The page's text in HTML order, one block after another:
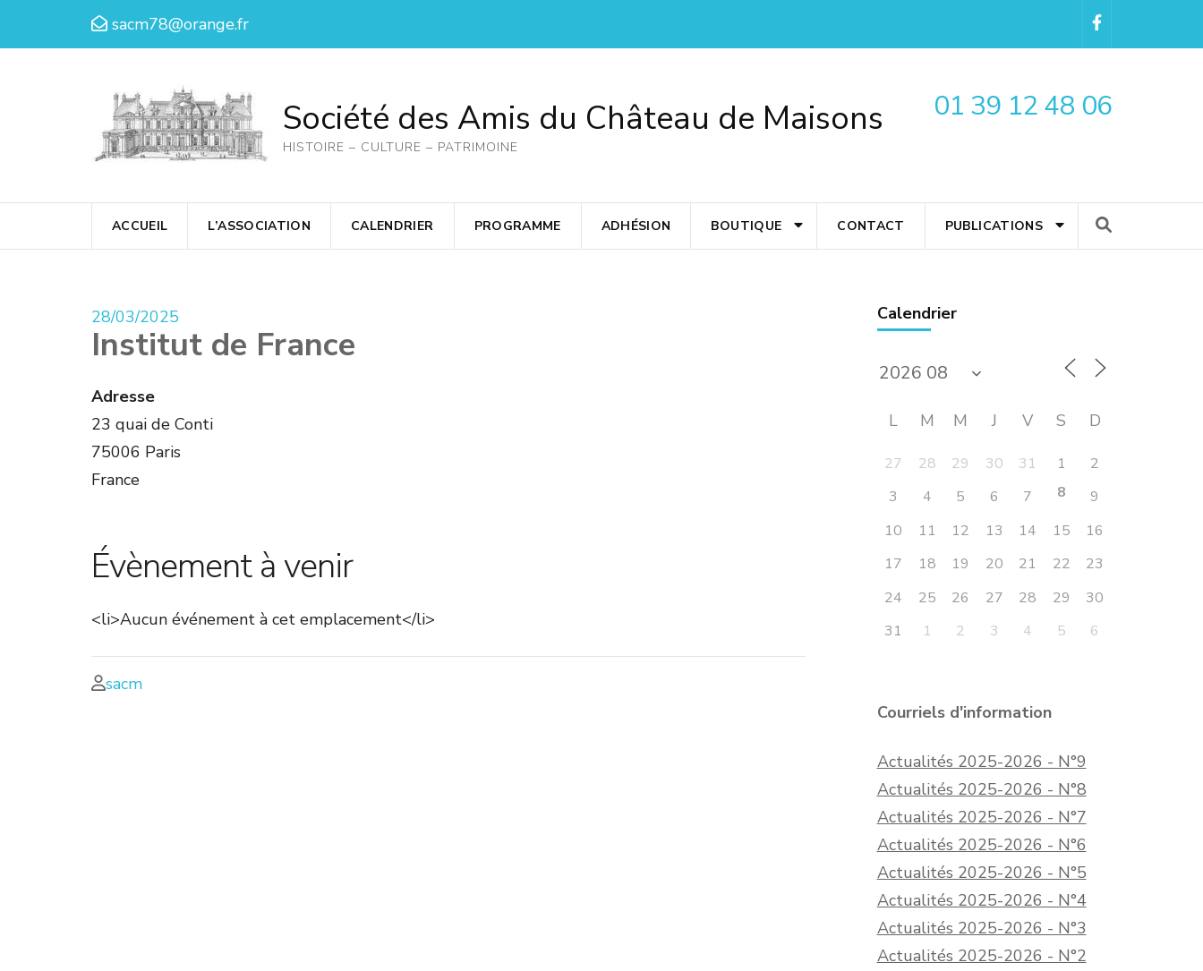
sacm78@orange.fr
Société des Amis du Château de Maisons
HISTOIRE – CULTURE – PATRIMOINE
01 39 12 48 06
ACCUEIL L’ASSOCIATION CALENDRIER PROGRAMME ADHÉSION BOUTIQUE CONTACT PUBLICATIONS
28/03/2025
Institut de France
Adresse
23 quai de Conti
75006 Paris
France
Évènement à venir
<li>Aucun événement à cet emplacement</li>
sacm
Calendrier
L M M J V S D
27 28 29 30 31 1
2
3
4 5 6 7 8
9
10
11 12 13 14 15
16
17
18 19 20 21 22
23
24
25 26 27 28 29
30
31
1 2 3 4 5 6
Courriels d'information
Actualités 2025-2026 - N°9
Actualités 2025-2026 - N°8
Actualités 2025-2026 - N°7
Actualités 2025-2026 - N°6
Actualités 2025-2026 - N°5
Actualités 2025-2026 - N°4
Actualités 2025-2026 - N°3
Actualités 2025-2026 - N°2